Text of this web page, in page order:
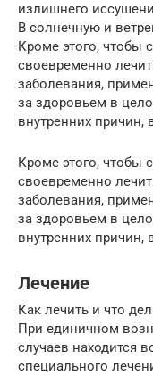
излишнего
В солнечную и
Кроме этого, чтобы
своевременно
заболевания,
за здоровьем в
внутренних
Кроме этого, чтобы
своевременно
заболевания,
за здоровьем в
внутренних
Лечение
Как лечить и что
При единичном
случаев находится
специального